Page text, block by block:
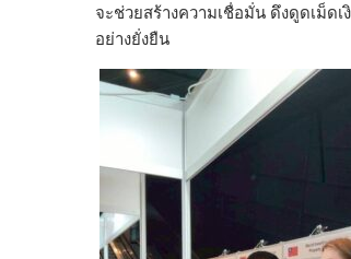
จะช่วยสร้างความเชื่อมั่น ดึงดูดเม็ด
อย่างยั่งยืน